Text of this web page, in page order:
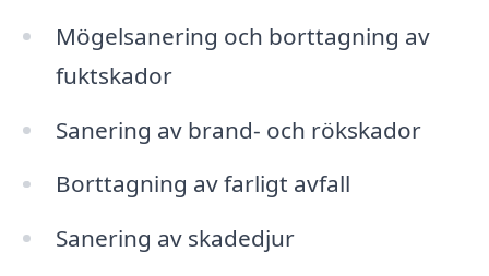
Mögelsanering och borttagning av
fuktskador
Sanering av brand- och rökskador
Borttagning av farligt avfall
Sanering av skadedjur